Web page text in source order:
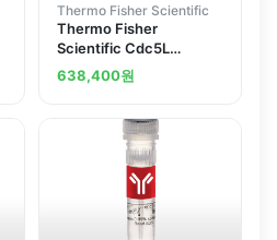
Thermo Fisher Scientific
Thermo Fisher
Scientific Cdc5L
Recombinant
Superclonal Antibody
638,400원